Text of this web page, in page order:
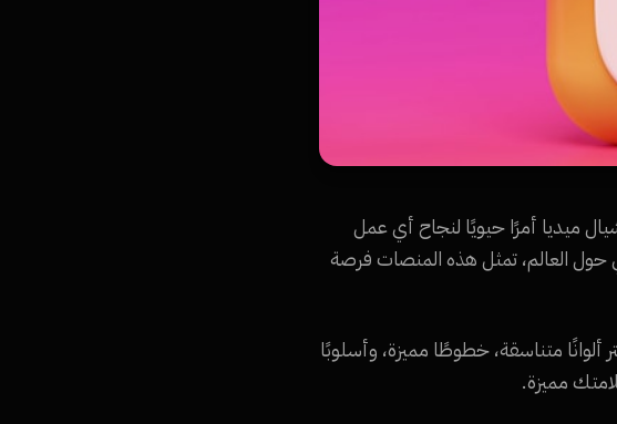
ميديا أمرًا حيويًا لنجاح أي عمل
حول العالم، تمثل هذه المنصات فرصة
متناسقة، خطوطًا مميزة، وأسلوبًا
مميزة.